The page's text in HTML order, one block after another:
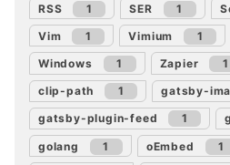
RSS 1 SER 1
Vim 1 Vimium 1
Windows 1 Zapier 1
clip-path 1 gatsby-
gatsby-plugin-feed 1
golang 1 oEmbed 1